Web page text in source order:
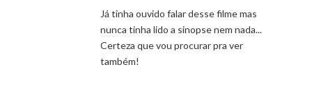
Já tinha ouvido falar desse filme mas
nunca tinha lido a sinopse nem nada...
Certeza que vou procurar pra ver
também!